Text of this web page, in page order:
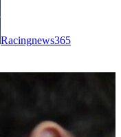
Racingnews365